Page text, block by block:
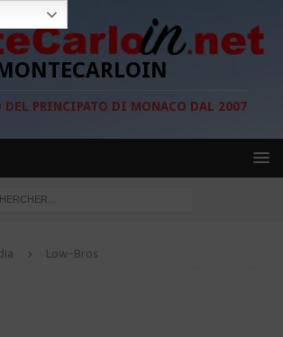
PRINCIPATO DI MONACO DAL 2007
Low-Bros